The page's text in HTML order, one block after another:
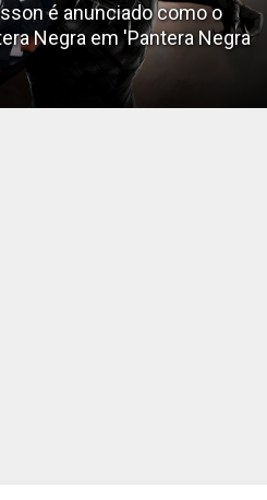
é anunciado como o
Negra em 'Pantera Negra